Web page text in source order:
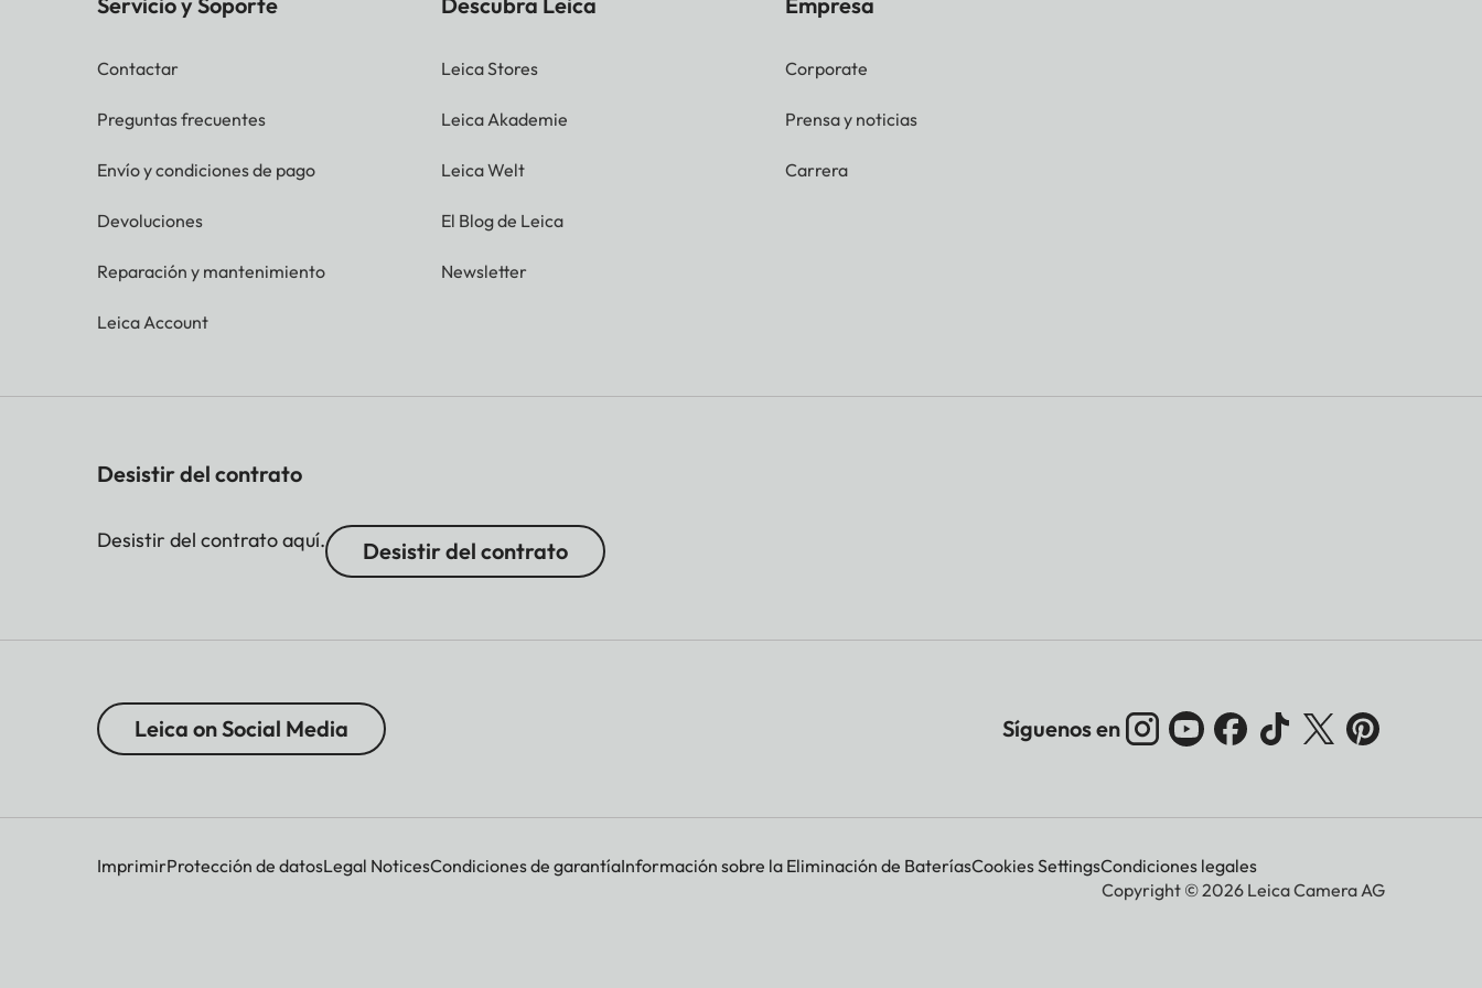
Contactar
Preguntas frecuentes
Envío y condiciones de pago
Devoluciones
Reparación y mantenimiento
Leica Account
Leica Stores
Leica Akademie
Leica Welt
El Blog de Leica
Newsletter
Corporate
Prensa y noticias
Carrera
Desistir del contrato
Desistir del contrato aquí. Desistir del contrato
Leica on Social Media Síguenos en
ImprimirProtección de datosLegal NoticesCondiciones de garantíaInformación sobre la Eliminación de BateríasCookies SettingsCondiciones legales
Copyright © 2026 Leica Camera AG